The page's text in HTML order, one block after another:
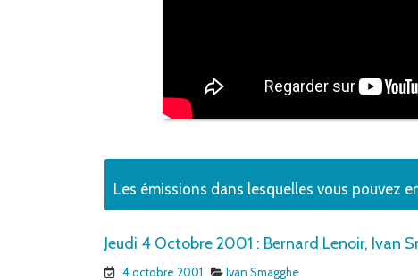
Les émissions dans lesquelles vous pouvez
Jeudi 4 Octobre 2001 : Bernard Lenoir, Ivan
4 octobre 2001 Ivan Smagghe